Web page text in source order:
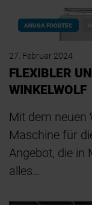
ANUGA FOODTEC
27. Februar 2024
FLEXIBLER
WINKELWOLF
Mit dem neuen
Maschine für
Angebot, die in
alles…